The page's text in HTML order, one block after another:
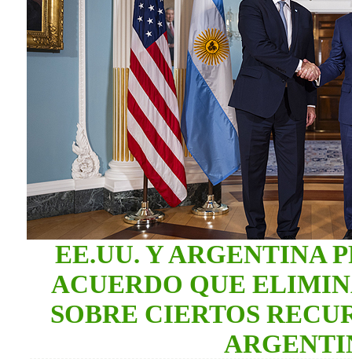
EE.UU. Y ARGENTINA
ACUERDO QUE
SOBRE CIERTOS